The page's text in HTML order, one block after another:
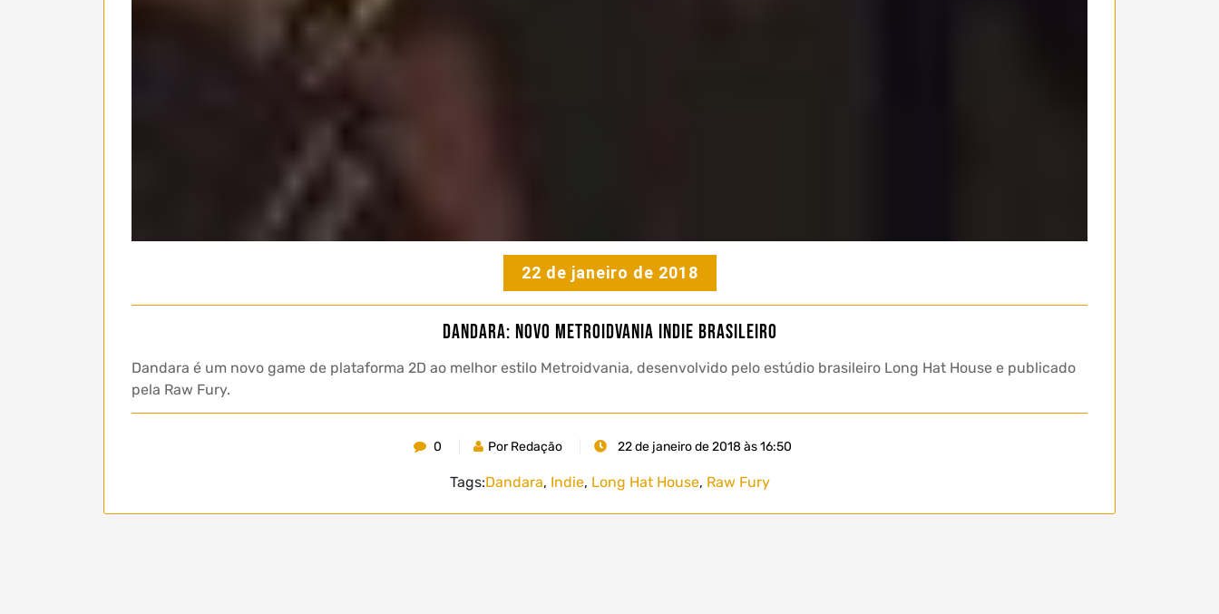
22 de janeiro de 2018
Dandara: Novo metroidvania indie brasileiro
Dandara é um novo game de plataforma 2D ao melhor estilo Metroidvania, desenvolvido pelo estúdio brasileiro Long Hat House e publicado
pela Raw Fury.
0 Por Redação 22 de janeiro de 2018 às 16:50
Tags:Dandara, Indie, Long Hat House, Raw Fury